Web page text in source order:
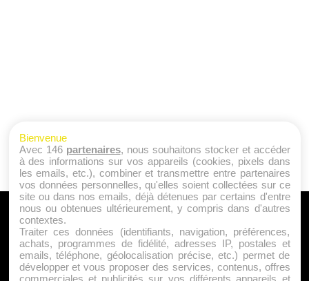
A PROPOS
Qui sommes nous ?
Mentions Légales
Publicité
Bienvenue
Avec 146 partenaires, nous souhaitons stocker et accéder
à des informations sur vos appareils (cookies, pixels dans
les emails, etc.), combiner et transmettre entre partenaires
vos données personnelles, qu'elles soient collectées sur ce
site ou dans nos emails, déjà détenues par certains d'entre
nous ou obtenues ultérieurement, y compris dans d'autres
contextes.
Traiter ces données (identifiants, navigation, préférences,
achats, programmes de fidélité, adresses IP, postales et
emails, téléphone, géolocalisation précise, etc.) permet de
développer et vous proposer des services, contenus, offres
commerciales et publicités sur vos différents appareils et